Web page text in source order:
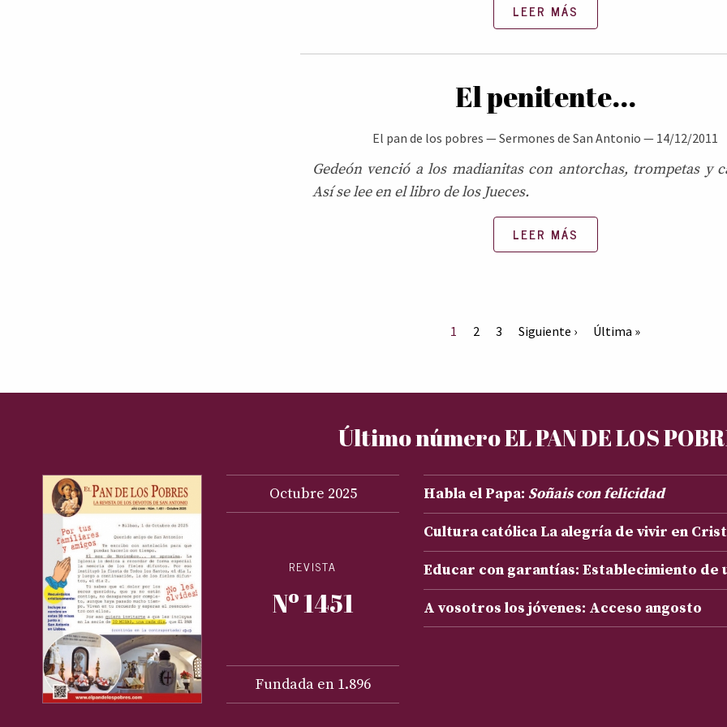
LEER MÁS
El penitente...
El pan de los pobres —Sermones de San Antonio — 14/12/2011
Gedeón venció a los madianitas con antorchas, trompetas y
Así se lee en el libro de los Jueces.
LEER MÁS
1 2 3 Siguiente › Última »
Último número EL PAN DE LOS
Octubre 2025
REVISTA
Nº 1451
Fundada en 1.896
Habla el Papa: Soñais con felicidad
Cultura católica La alegría de vivir en
Educar con garantías: Establecimiento de
A vosotros los jóvenes: Acceso angosto